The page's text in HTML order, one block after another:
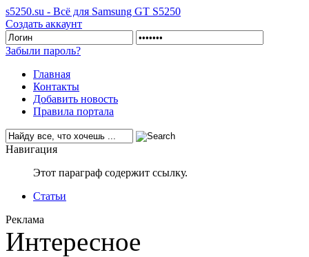
s5250.su - Всё для Samsung GT S5250
Создать аккаунт
Забыли пароль?
Главная
Контакты
Добавить новость
Правила портала
Навигация
Этот параграф содержит ссылку.
Статьи
Реклама
Интересное